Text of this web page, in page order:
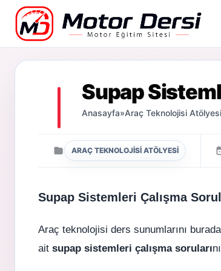
Motor Dersi
Supap
Anasayfa»Araç Teknolojisi Atölyesi
ARAÇ TEKNOLOJISI ATÖLYESI
Supap Sistemleri Çalışma
Araç teknolojisi ders sunumlarını
ait supap sistemleri çalışma soruları